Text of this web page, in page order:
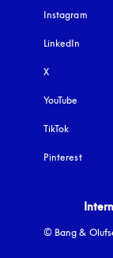
Instagram
LinkedIn
X
YouTube
TikTok
Pinterest
Select
© Bang &